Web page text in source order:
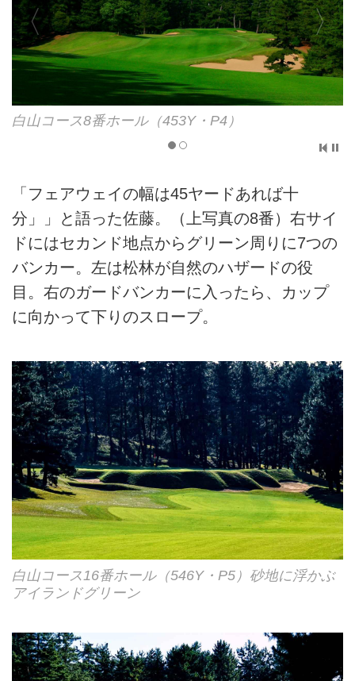
白山コース8番ホール（453Y・P4）
「フェアウェイの幅は45ヤードあれば十
分」」と語った佐藤。（上写真の8番）右サイ
ドにはセカンド地点からグリーン周りに7つの
バンカー。左は松林が自然のハザードの役
目。右のガードバンカーに入ったら、カップ
に向かって下りのスロープ。
白山コース16番ホール（546Y・P5）砂地に浮かぶ
アイランドグリーン